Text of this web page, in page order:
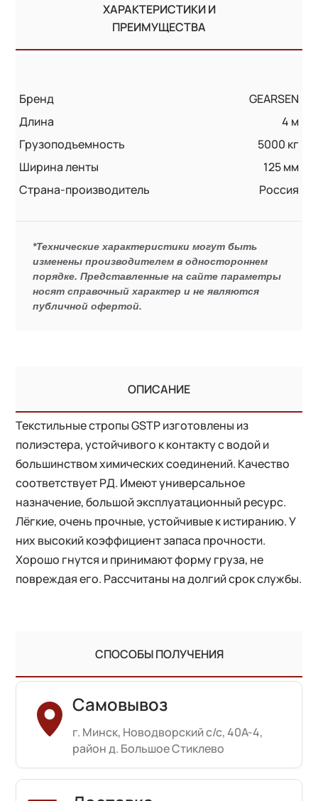
ХАРАКТЕРИСТИКИ И
ПРЕИМУЩЕСТВА
Бренд
GEARSEN
Длина
4 м
Грузоподъемность
5000 кг
Ширина ленты
125 мм
Страна-производитель
Россия
*Технические характеристики могут быть
изменены производителем в одностороннем
порядке. Представленные на сайте параметры
носят справочный характер и не являются
публичной офертой.
ОПИСАНИЕ
Текстильные стропы GSTP изготовлены из
полиэстера, устойчивого к контакту с водой и
большинством химических соединений. Качество
соответствует РД. Имеют универсальное
назначение, большой эксплуатационный ресурс.
Лёгкие, очень прочные, устойчивые к истиранию. У
них высокий коэффициент запаса прочности.
Хорошо гнутся и принимают форму груза, не
повреждая его. Рассчитаны на долгий срок службы.
СПОСОБЫ ПОЛУЧЕНИЯ
Самовывоз
г. Минск, Новодворский с/с, 40А-4,
район д. Большое Стиклево